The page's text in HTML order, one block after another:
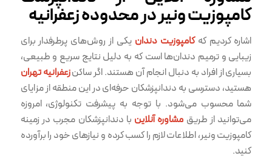
کامپوزیت ونیر در محدوده زعفرانیه
اشاره کردیم که کامپوزیت دندان یکی از روش‌های پرطرفدار برای
زیبایی و ترمیم دندان‌ها است که به دلیل نتایج سریع و طبیعی،
بسیاری از افراد به دنبال انجام آن هستند. اگر ساکنزعفرانیه تهران
هستید، دسترسی به دندانپزشکان حرفه‌ای در این منطقه از مزایای
شما محسوب می‌شود. با توجه به پیشرفت تکنولوژی، امروزه
می‌توانید از طریق مشاوره آنلاین با دندانپزشکان مجرب در زمینه
کامپوزیت ونیر، اطلاعات لازم را کسب کرده و نیازهای خود را برآورده
کنید.